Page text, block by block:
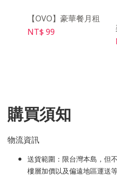
【OVO】豪華餐月租
NT$ 99
購買須知
物流資訊
送貨範圍：限台灣本島，但
樓層加價以及偏遠地區運送